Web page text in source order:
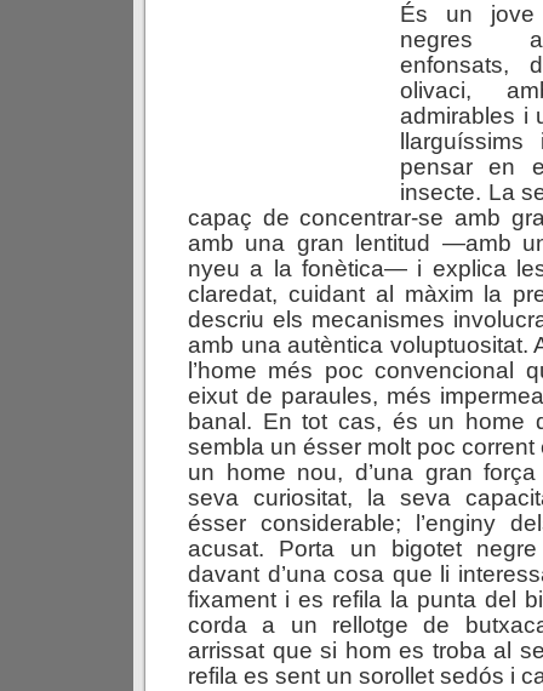
És un jove
negres
enfonsats,
olivaci,
admirables i
pensar en
insecte. La
capaç de concentrar-se amb
amb una gran lentitud —amb
nyeu a la fonètica— i explica
claredat, cuidant al màxim la
descriu els mecanismes
amb una autèntica voluptuositat.
l’home més poc convencional
eixut de paraules, més
banal. En tot cas, és un home
sembla un ésser molt poc
un home nou, d’una gran
seva curiositat, la seva
ésser considerable; l’enginy
acusat. Porta un bigotet
davant d’una cosa que li
fixament i es refila la punta del
corda a un rellotge de
arrissat que si hom es troba al
refila es sent un sorollet sedós i